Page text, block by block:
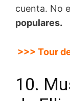
cuenta. No
populares.
>>> Tour
10.